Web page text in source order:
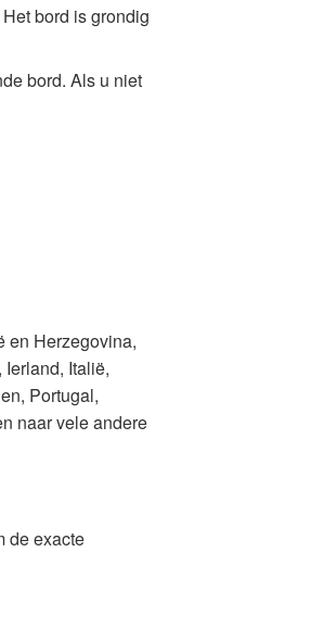
bord is grondig
bord. Als u niet
en Herzegovina,
Italië,
Portugal,
naar vele andere
de exacte